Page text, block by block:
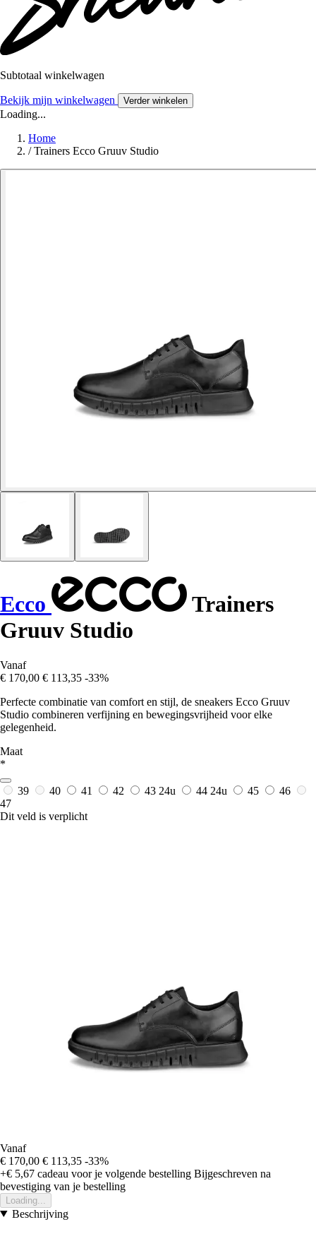
Subtotaal winkelwagen
Bekijk mijn winkelwagen Verder winkelen
Loading...
Home
/ Trainers Ecco Gruuv Studio
Ecco
Trainers
Gruuv Studio
Vanaf
€ 170,00 € 113,35 -33%
Perfecte combinatie van comfort en stijl, de sneakers Ecco Gruuv
Studio combineren verfijning en bewegingsvrijheid voor elke
gelegenheid.
Maat
*
39 40 41 42 43 24u 44 24u 45
46
47
Dit veld is verplicht
Vanaf
€ 170,00 € 113,35 -33%
+€ 5,67 cadeau voor je volgende bestelling Bijgeschreven na
bevestiging van je bestelling
Loading...
Beschrijving